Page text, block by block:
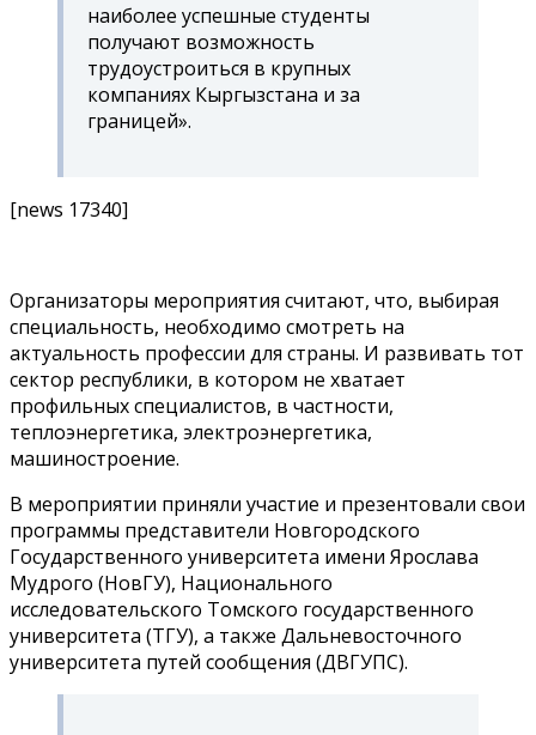
наиболее успешные студенты
получают возможность
трудоустроиться в крупных
компаниях Кыргызстана и за
границей».
[news 17340]
Организаторы мероприятия считают, что, выбирая
специальность, необходимо смотреть на
актуальность профессии для страны. И развивать тот
сектор республики, в котором не хватает
профильных специалистов, в частности,
теплоэнергетика, электроэнергетика,
машиностроение.
В мероприятии приняли участие и презентовали свои
программы представители Новгородского
Государственного университета имени Ярослава
Мудрого (НовГУ), Национального
исследовательского Томского государственного
университета (ТГУ), а также Дальневосточного
университета путей сообщения (ДВГУПС).